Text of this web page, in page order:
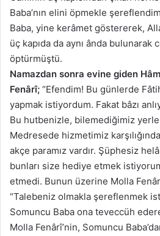
Baba’nın elini öpmekle
Baba, yine kerâmet göstererek,
üç kapıda da aynı ânda bulunarak
öptürmüştü.
Namazdan sonra evine giden
Fenârî; “Efendim! Bu günlerde
yapmak istiyordum. Fakat bâzı
Bu hutbenizle, bilemediğimiz
Medresede hizmetimiz
akçe paramız vardır. Şüphesiz
bunları size hediye etmek
etmedi. Bunun üzerine Molla
“Talebeniz olmakla şereflenmek
Somuncu Baba ona teveccüh
Molla Fenârî’nin, Somuncu